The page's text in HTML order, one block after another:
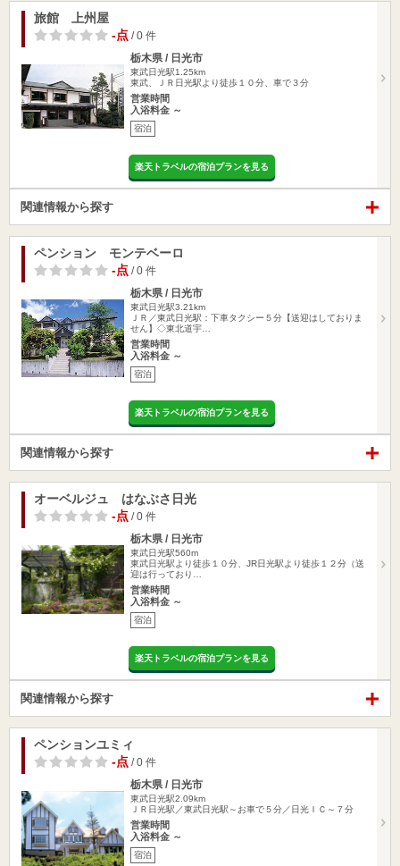
旅館 上州屋
-点 / 0 件
栃木県 / 日光市
東武日光駅1.25km
東武、ＪＲ日光駅より徒歩１０分、車で３分
営業時間
入浴料金 ～
宿泊
楽天トラベルの宿泊プランを見る
関連情報から探す
ペンション モンテベーロ
-点 / 0 件
栃木県 / 日光市
東武日光駅3.21km
ＪＲ／東武日光駅：下車タクシー５分【送迎はしておりま
せん】◇東北道宇…
営業時間
入浴料金 ～
宿泊
楽天トラベルの宿泊プランを見る
関連情報から探す
オーベルジュ はなぶさ日光
-点 / 0 件
栃木県 / 日光市
東武日光駅560m
東武日光駅より徒歩１０分、JR日光駅より徒歩１２分（送
迎は行っており…
営業時間
入浴料金 ～
宿泊
楽天トラベルの宿泊プランを見る
関連情報から探す
ペンションユミィ
-点 / 0 件
栃木県 / 日光市
東武日光駅2.09km
ＪＲ日光駅／東武日光駅～お車で５分／日光ＩＣ～７分
営業時間
入浴料金 ～
宿泊